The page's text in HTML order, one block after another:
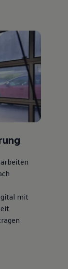
mit